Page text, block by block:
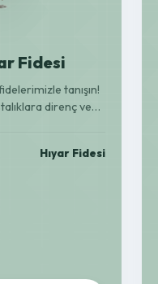
Fidesi
tanışın!
direnç ve
Hıyar Fidesi